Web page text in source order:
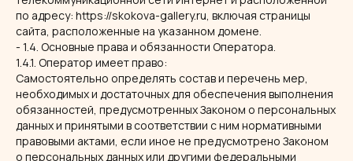
по адресу: https://skokova-gallery.ru, включая страницы
сайта, расположенные на указанном домене.
- 1.4. Основные права и обязанности Оператора.
1.4.1. Оператор имеет право:
Самостоятельно определять состав и перечень мер,
необходимых и достаточных для обеспечения выполнения
обязанностей, предусмотренных Законом о персональных
данных и принятыми в соответствии с ним нормативными
правовыми актами, если иное не предусмотрено Законом
о персональных данных или другими федеральными